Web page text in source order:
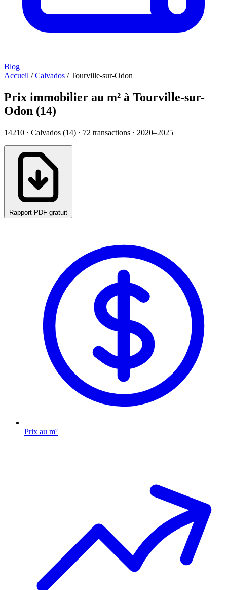
Blog
Accueil / Calvados / Tourville-sur-Odon
Prix immobilier au m² à Tourville-sur-
Odon (14)
14210 · Calvados (14) · 72 transactions · 2020–2025
Rapport PDF gratuit
Prix au m²